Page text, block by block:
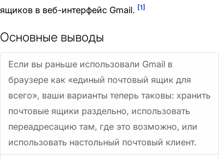
ящиков в веб-интерфейс Gmail. [1]
Основные выводы
Если вы раньше использовали Gmail в
браузере как «единый почтовый ящик для
всего», ваши варианты теперь таковы: хранить
почтовые ящики раздельно, использовать
переадресацию там, где это возможно, или
использовать настольный почтовый клиент.